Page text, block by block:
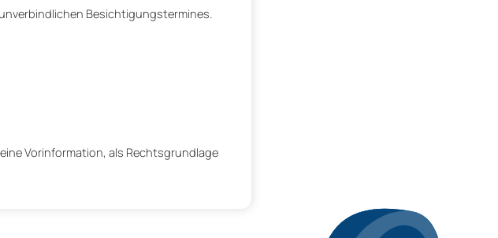
Besichtigungstermines.
Vorinformation, als Rechtsgrundlage